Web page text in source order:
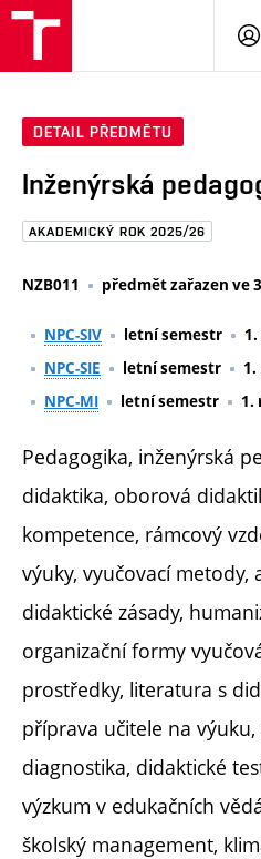
Brno
DETAIL PŘEDMĚTU
Inženýrská
AKADEMICKÝ ROK 2025/26
NZB011 předmět zařazen ve
NPC-SIV letní semestr
NPC-SIE
letní semestr
NPC-MI
letní semestr 1.
Pedagogika, inženýrská
didaktika, oborová
kompetence, rámcový
výuky, vyučovací metody,
didaktické zásady,
organizační formy
prostředky, literatura s
příprava učitele na
diagnostika, didaktické
výzkum v edukačních
školský management,